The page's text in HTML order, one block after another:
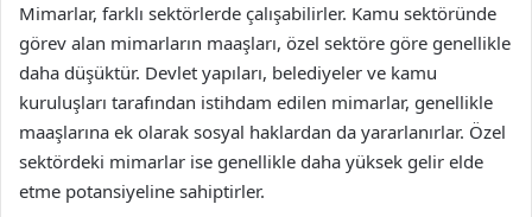
Mimarlar, farklı sektörlerde çalışabilirler. Kamu sektöründe
görev alan mimarların maaşları, özel sektöre göre genellikle
daha düşüktür. Devlet yapıları, belediyeler ve kamu
kuruluşları tarafından istihdam edilen mimarlar, genellikle
maaşlarına ek olarak sosyal haklardan da yararlanırlar. Özel
sektördeki mimarlar ise genellikle daha yüksek gelir elde
etme potansiyeline sahiptirler.